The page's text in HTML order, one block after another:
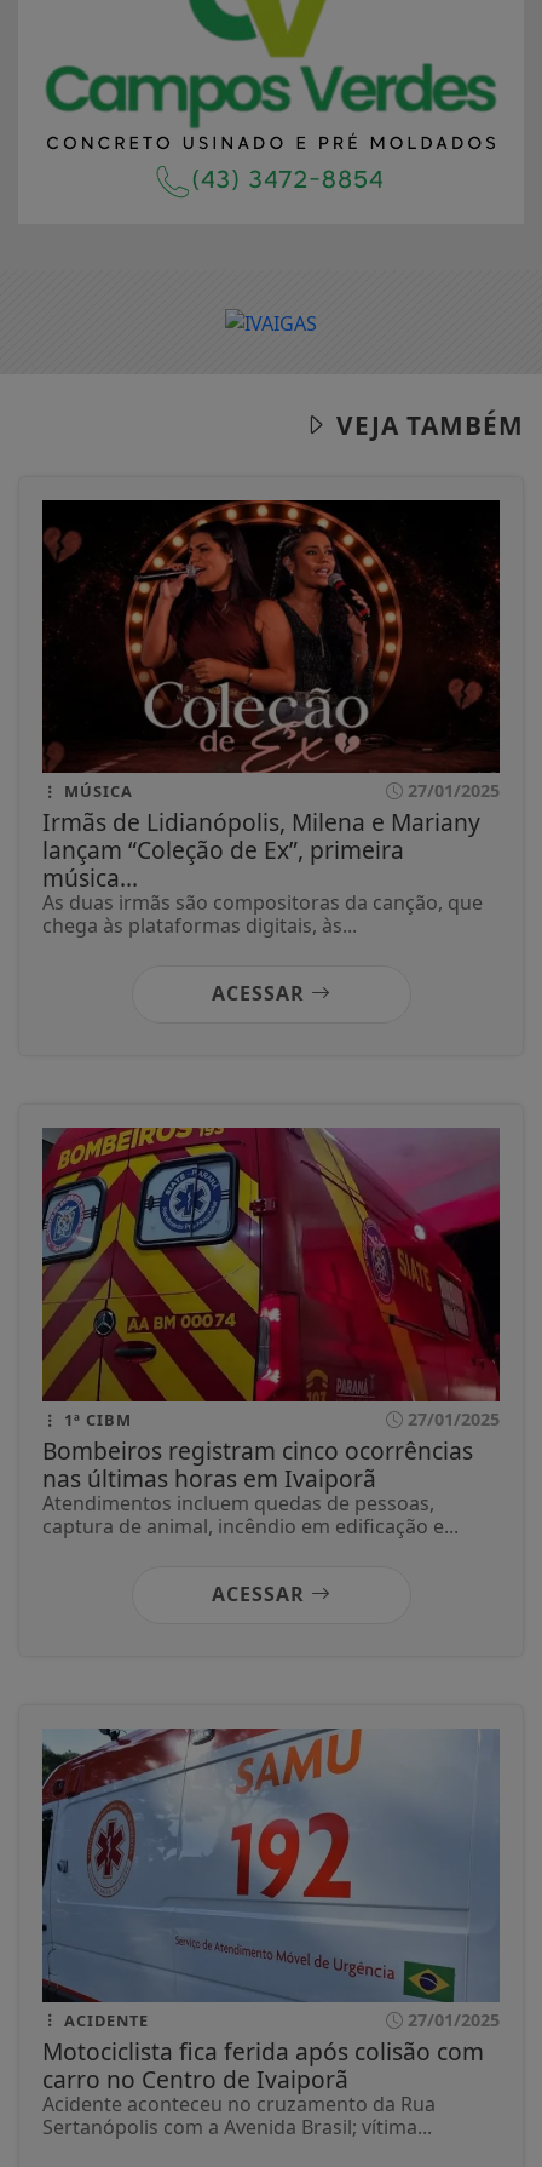
VEJA TAMBÉM
MÚSICA 27/01/2025
Irmãs de Lidianópolis, Milena e Mariany
lançam “Coleção de Ex”, primeira
música...
As duas irmãs são compositoras da canção, que
chega às plataformas digitais, às...
ACESSAR
1ª CIBM 27/01/2025
Bombeiros registram cinco ocorrências
nas últimas horas em Ivaiporã
Atendimentos incluem quedas de pessoas,
captura de animal, incêndio em edificação e...
ACESSAR
ACIDENTE 27/01/2025
Motociclista fica ferida após colisão com
carro no Centro de Ivaiporã
Acidente aconteceu no cruzamento da Rua
Sertanópolis com a Avenida Brasil; vítima...